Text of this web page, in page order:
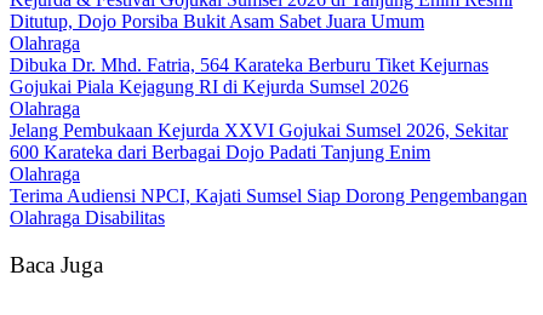
Ditutup, Dojo Porsiba Bukit Asam Sabet Juara Umum
Olahraga
Dibuka Dr. Mhd. Fatria, 564 Karateka Berburu Tiket Kejurnas
Gojukai Piala Kejagung RI di Kejurda Sumsel 2026
Olahraga
Jelang Pembukaan Kejurda XXVI Gojukai Sumsel 2026, Sekitar
600 Karateka dari Berbagai Dojo Padati Tanjung Enim
Olahraga
Terima Audiensi NPCI, Kajati Sumsel Siap Dorong Pengembangan
Olahraga Disabilitas
Baca Juga